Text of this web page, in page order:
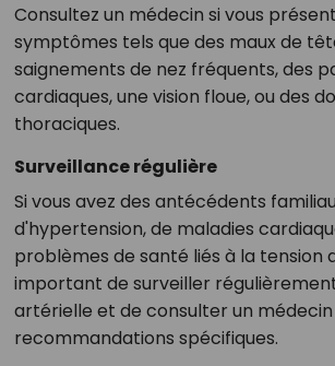
Consultez un médecin si vous
symptômes tels que des maux de
saignements de nez fréquents, des
cardiaques, une vision floue, ou des
thoraciques.
Surveillance régulière
Si vous avez des antécédents
d'hypertension, de maladies
problèmes de santé liés à la tension
important de surveiller
artérielle et de consulter un
recommandations spécifiques.